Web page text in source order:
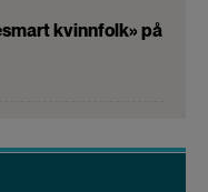
kvinnfolk» på